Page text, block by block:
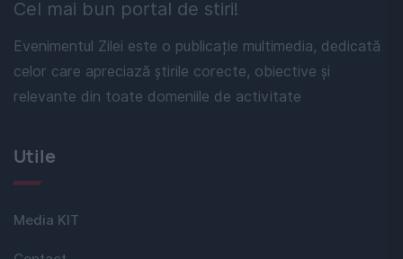
Cel mai bun portal de stiri!
Evenimentul Zilei este o publicație multimedia, dedicată
celor care apreciază știrile corecte, obiective și
relevante din toate domeniile de activitate
Utile
Media KIT